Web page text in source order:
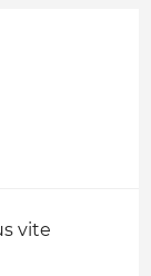
vite